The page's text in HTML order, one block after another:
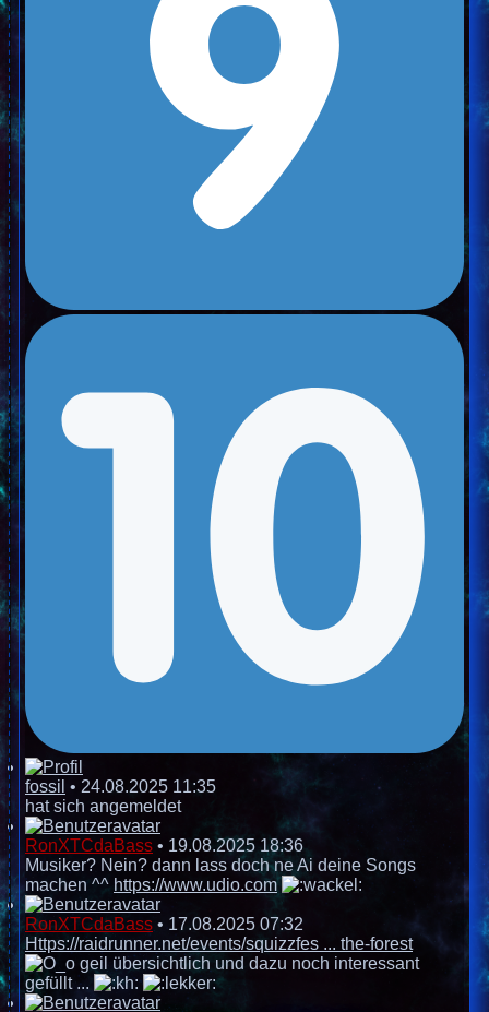
fossil • 24.08.2025 11:35
hat sich angemeldet
RonXTCdaBass • 19.08.2025 18:36
Musiker? Nein? dann lass doch ne Ai deine Songs
machen ^^ https://www.udio.com
RonXTCdaBass • 17.08.2025 07:32
Https://raidrunner.net/events/squizzfes ... the-forest
geil übersichtlich und dazu noch interessant
gefüllt ...